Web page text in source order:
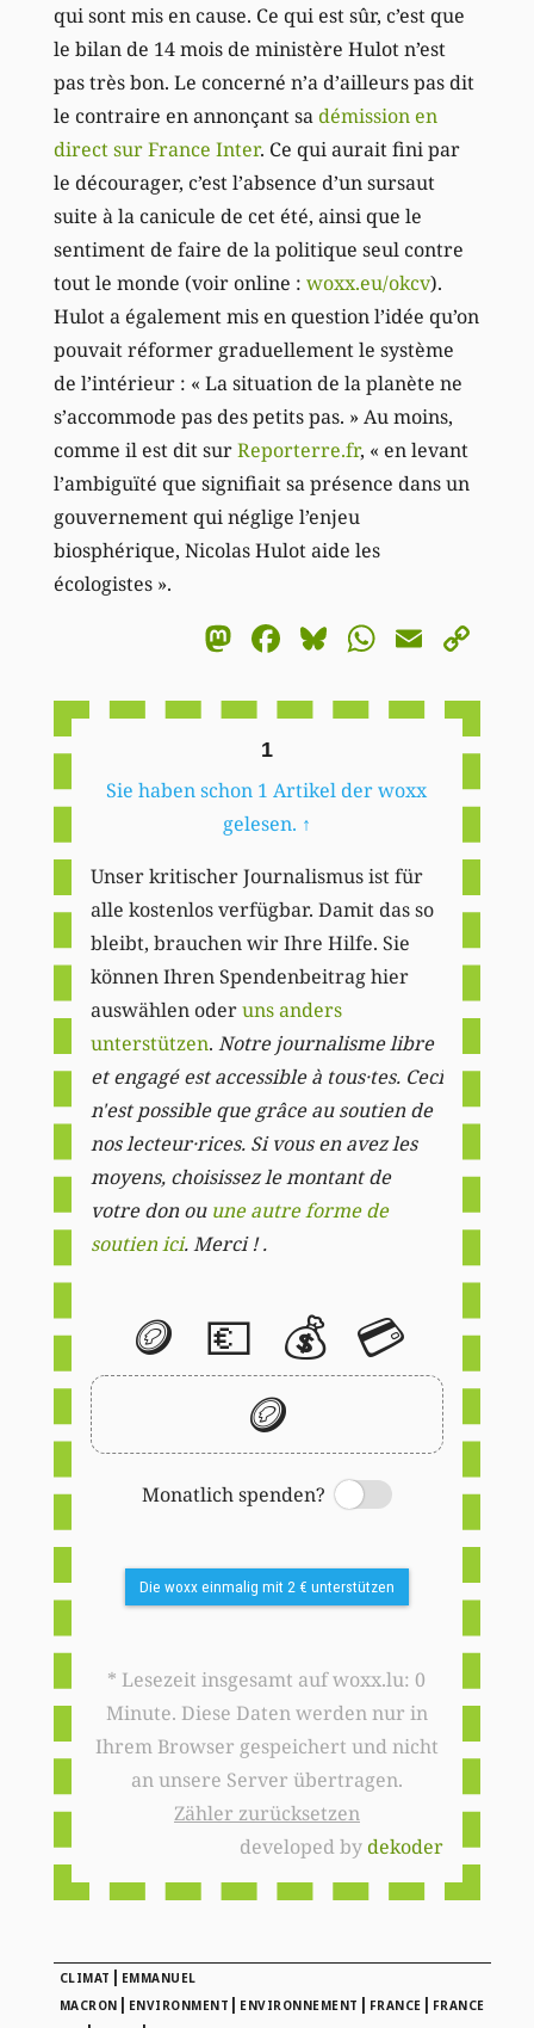
qui sont mis en cause. Ce qui est sûr, c’est que
le bilan de 14 mois de ministère Hulot n’est
pas très bon. Le concerné n’a d’ailleurs pas dit
le contraire en annonçant sadémission en
direct sur France Inter. Ce qui aurait fini par
le décourager, c’est l’absence d’un sursaut
suite à la canicule de cet été, ainsi que le
sentiment de faire de la politique seul contre
tout le monde (voir online : woxx.eu/okcv).
Hulot a également mis en question l’idée qu’on
pouvait réformer graduellement le système
de l’intérieur : « La situation de la planète ne
s’accommode pas des petits pas. » Au moins,
comme il est dit surReporterre.fr, « en levant
l’ambiguïté que signifiait sa présence dans un
gouvernement qui néglige l’enjeu
biosphérique, Nicolas Hulot aide les
écologistes ».
Mastodon
Facebook
BlueskyEmail
1
Sie haben schon 1 Artikel der woxx
gelesen. ↑
Unser kritischer Journalismus ist für
alle kostenlos verfügbar. Damit das so
bleibt, brauchen wir Ihre Hilfe. Sie
können Ihren Spendenbeitrag hier
auswählen oderuns anders
unterstützen. Notre journalisme libre
et engagé est accessible à tous·tes. Ceci
n'est possible que grâce au soutien de
nos lecteur·rices. Si vous en avez les
moyens, choisissez le montant de
votre don ou une autre forme de
soutien ici. Merci ! .
🪙 💶 💰 💳
🪙
Monatlich spenden?
Switch
Die woxx einmalig mit 2 € unterstützen
* Lesezeit insgesamt auf woxx.lu: 0
Minute. Diese Daten werden nur in
Ihrem Browser gespeichert und nicht
an unsere Server übertragen.
Zähler zurücksetzen
developed bydekoder
CLIMAT | EMMANUEL
MACRON | ENVIRONMENT | ENVIRONNEMENT | FRANCE | FRANCE